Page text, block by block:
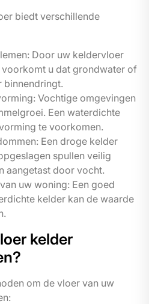
biedt verschillende
Door uw keldervloer
u dat grondwater of
binnendringt.
Vochtige omgevingen
Een waterdichte
te voorkomen.
Een droge kelder
spullen veilig
aangetast door vocht.
uw woning: Een goed
kelder kan de waarde
kelder
om de vloer van uw